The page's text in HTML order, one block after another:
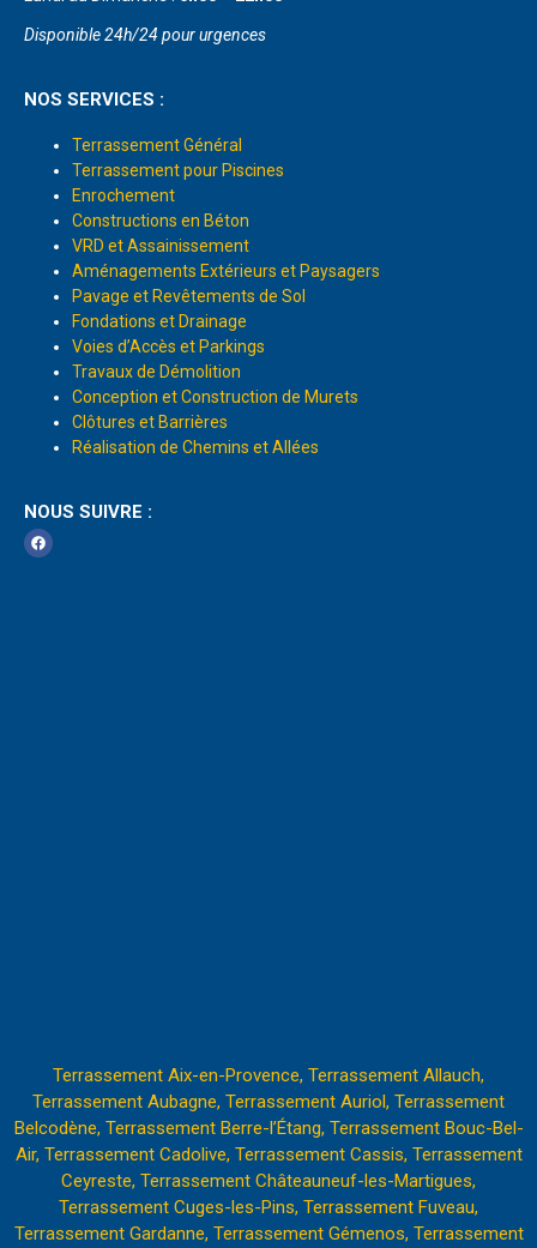
Disponible 24h/24 pour urgences
NOS SERVICES :
Terrassement Général
Terrassement pour Piscines
Enrochement
Constructions en Béton
VRD et Assainissement
Aménagements Extérieurs et Paysagers
Pavage et Revêtements de Sol
Fondations et Drainage
Voies d’Accès et Parkings
Travaux de Démolition
Conception et Construction de Murets
Clôtures et Barrières
Réalisation de Chemins et Allées
NOUS SUIVRE :
Terrassement Aix-en-Provence, Terrassement Allauch,
Terrassement Aubagne, Terrassement Auriol, Terrassement
Belcodène, Terrassement Berre-l’Étang, Terrassement Bouc-Bel-
Air, Terrassement Cadolive, Terrassement Cassis, Terrassement
Ceyreste, Terrassement Châteauneuf-les-Martigues,
Terrassement Cuges-les-Pins, Terrassement Fuveau,
Terrassement Gardanne, Terrassement Gémenos, Terrassement